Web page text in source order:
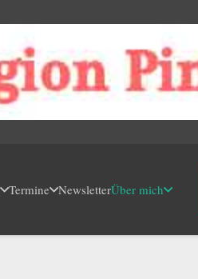
Termine NewsletterÜber mich